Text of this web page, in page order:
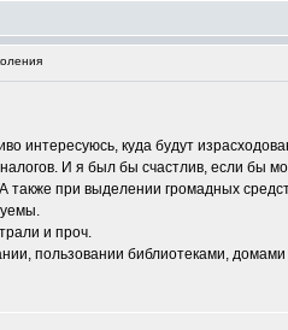
интересуюсь, куда будут
И я был бы счастлив, если бы
при выделении громадных
и проч.
пользовании библиотеками, домами